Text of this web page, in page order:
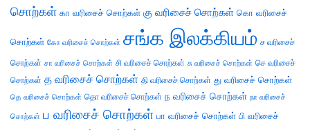
சொற்கள் கா வரிசைச் சொற்கள் கு வரிசைச் சொற்கள் கொ வரிசைச்
சொற்கள் கோ வரிசைச் சொற்கள் சங்க இலக்கியம் ச வரிசைச்
சொற்கள் சா வரிசைச் சொற்கள் சி வரிசைச் சொற்கள் சு வரிசைச் சொற்கள் செ வரிசைச்
சொற்கள் த வரிசைச் சொற்கள் தி வரிசைச் சொற்கள் து வரிசைச் சொற்கள்
தெ வரிசைச் சொற்கள் தொ வரிசைச் சொற்கள் ந வரிசைச் சொற்கள் நா வரிசைச்
சொற்கள் ப வரிசைச் சொற்கள் பா வரிசைச் சொற்கள் பி வரிசைச்